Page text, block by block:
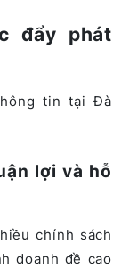
đẩy phát
tin tại Đà
lợi và hỗ
chính sách
doanh đề cao